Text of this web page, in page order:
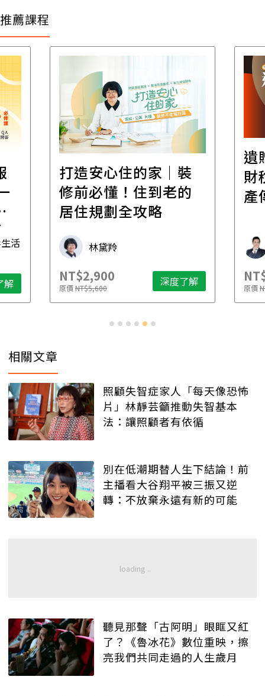
推薦課程
活
解
打造安心住的家｜裝
修前必懂！住到老的
居住規劃全攻略
林黛羚
NT$2,900
原價NT$5,600 深度了解
遺
財
產
原價
相關文章
照顧失智症家人「每天像恐怖
片」林靜芸籲推動失智基本
法：讓照顧者有依循
別在低潮期替人生下結論！前
主播看大谷翔平被三振又逆
轉：不放棄永遠有新的可能
聽見那聲「古阿明」眼眶又紅
了？《魯冰花》數位重映，擦
亮我們共同走過的人生歲月